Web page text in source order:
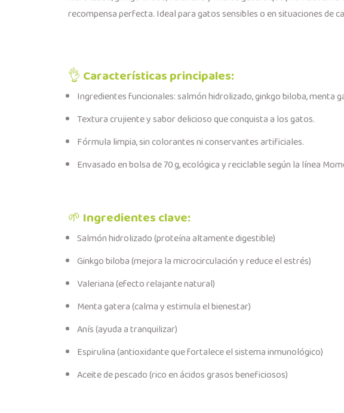
recompensa perfecta. Ideal para gatos sensibles o en situaciones de
👌Características principales:
Ingredientes funcionales: salmón hidrolizado, ginkgo biloba, menta
Textura crujiente y sabor delicioso que conquista a los gatos.
Fórmula limpia, sin colorantes ni conservantes artificiales.
Envasado en bolsa de 70 g, ecológica y reciclable según la línea
🌱 Ingredientes clave:
Salmón hidrolizado (proteína altamente digestible)
Ginkgo biloba (mejora la microcirculación y reduce el estrés)
Valeriana (efecto relajante natural)
Menta gatera (calma y estimula el bienestar)
Anís (ayuda a tranquilizar)
Espirulina (antioxidante que fortalece el sistema inmunológico)
Aceite de pescado (rico en ácidos grasos beneficiosos)